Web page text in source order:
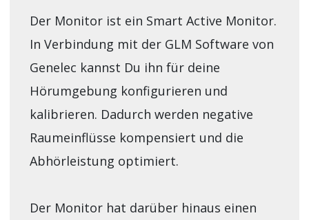
Der Monitor ist ein Smart Active Monitor.
In Verbindung mit der GLM Software von
Genelec kannst Du ihn für deine
Hörumgebung konfigurieren und
kalibrieren. Dadurch werden negative
Raumeinflüsse kompensiert und die
Abhörleistung optimiert.
Der Monitor hat darüber hinaus einen